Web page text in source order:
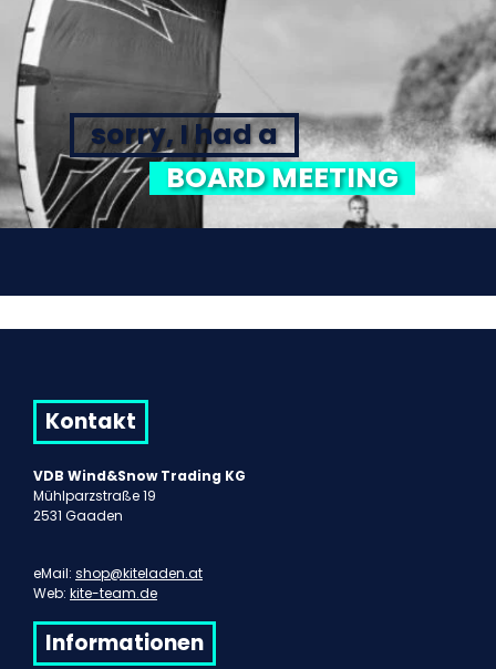
sorry, I had a
BOARD MEETING
Kontakt
VDB Wind&Snow Trading KG
Mühlparzstraße 19
2531 Gaaden
eMail: shop@kiteladen.at
Web: kite-team.de
Informationen